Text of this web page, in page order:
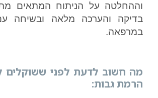
וההחלטה על הניתוח המתאים
בדיקה והערכה מלאה ובשיחה
במרפאה.
מה חשוב לדעת לפני ששוקלים
הרמת גבות: